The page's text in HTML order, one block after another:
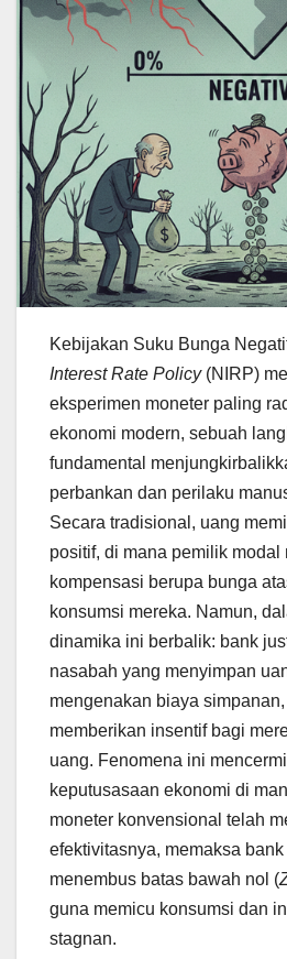
Kebijakan Suku Bunga
Interest Rate Policy(NIRP)
eksperimen moneter paling
ekonomi modern, sebuah
fundamental
perbankan dan perilaku
Secara tradisional, uang
positif, di mana pemilik modal
kompensasi berupa bunga
konsumsi mereka. Namun,
dinamika ini berbalik: bank
nasabah yang menyimpan
mengenakan biaya
memberikan insentif bagi
uang. Fenomena ini
keputusasaan ekonomi di
moneter konvensional telah
efektivitasnya, memaksa
menembus batas bawah nol (
guna memicu konsumsi dan
stagnan.